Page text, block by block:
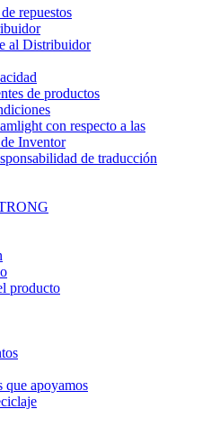
repuestos
al Distribuidor
de productos
con respecto a las
Inventor
de traducción
producto
que apoyamos